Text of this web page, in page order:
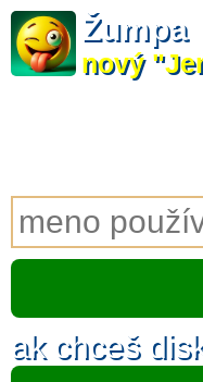
Žumpa
nový
ak chceš